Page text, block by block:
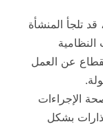
تلجأ المنشأة
النظامية
عن العمل
الإجراءات
بشكل